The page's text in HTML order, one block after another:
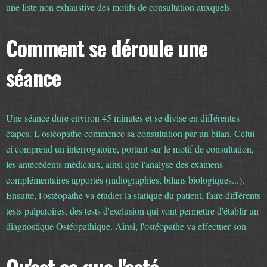
une liste non exhaustive des motifs de consultation auxquels
accident de voiture, chute, choc... * Systèm cervicalgies , torticolis,
douleurs articulaires... * Système neurologique : sciatique, cruralgie,
névralgie cervico-brachiale... * Système neuro-végétatif : fatigue,
stress, troubles du sommeil. * Système orl : rhinites & sinusites
constipation, diarrhée, ballonnement, ... * Système génito urinaire :
règles douloureuses, troubles du cycle, cystites ... * Système
respiratoire : asthme, bronchites chroniques. * Système cardio-
vasculaire : troubles circulatoires des membres inférieurs, céphalées,
migraines, hémorroïdes. * Système oculaire : troubles de la
convergence, fatigue visuelle. L'ostéopathie peut également
accompagner : Les femmes enceintes, les suites d'accouchement, les
nourrissons, les sportifs...
Comment se déroule une
séance
Une séance dure environ 45 minutes et se divise en différentes
étapes. L'ostéopathe commence sa consultation par un bilan. Celui-
ci comprend un interrogatoire, portant sur le motif de consultation,
les antécédents médicaux, ainsi que l'analyse des examens
complémentaires apportés (radiographies, bilans biologiques...).
Ensuite, l'ostéopathe va étudier la statique du patient, faire différents
tests palpatoires, des tests d'exclusion qui vont permettre d'établir un
diagnostique Ostéopathique. Ainsi, l'ostéopathe va effectuer son
dans leur mobilité, par la combinaison de différentes techniques